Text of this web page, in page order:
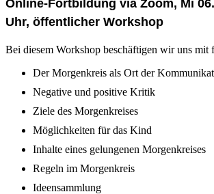
Online-Fortbildung via Zoom, Mi
Uhr, öffentlicher Workshop
Bei diesem Workshop beschäftigen wir uns mit
Der Morgenkreis als Ort der
Negative und positive Kritik
Ziele des Morgenkreises
Möglichkeiten für das Kind
Inhalte eines gelungenen Morgenkreises
Regeln im Morgenkreis
Ideensammlung